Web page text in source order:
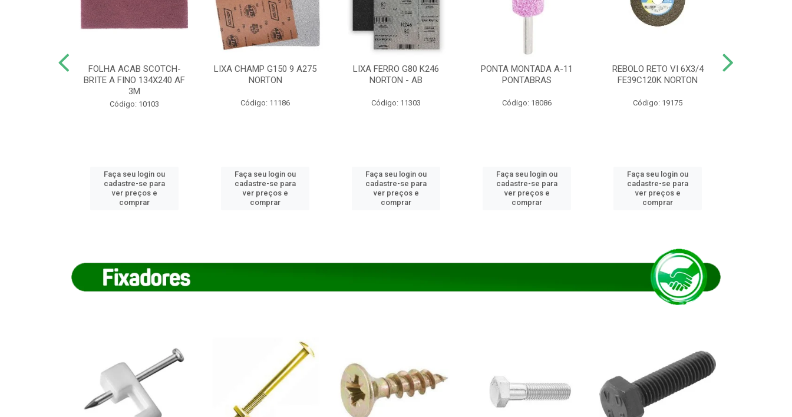
FOLHA ACAB SCOTCH-
BRITE A FINO 134X240 AF
3M
Código: 10103
Faça seu login ou
cadastre-se para
ver preços e
comprar
LIXA CHAMP G150 9 A275
NORTON
Código: 11186
Faça seu login ou
cadastre-se para
ver preços e
comprar
LIXA FERRO G80 K246
NORTON - AB
Código: 11303
Faça seu login ou
cadastre-se para
ver preços e
comprar
PONTA MONTADA A-11
PONTABRAS
Código: 18086
Faça seu login ou
cadastre-se para
ver preços e
comprar
REBOLO RETO VI 6X3/4
FE39C120K NORTON
Código: 19175
Faça seu login ou
cadastre-se para
ver preços e
comprar